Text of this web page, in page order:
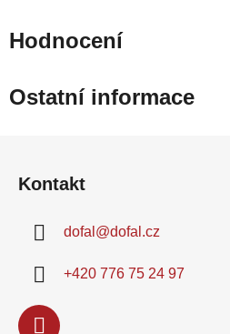
Hodnocení
Ostatní informace
Kontakt
dofal @dofal.cz
+420 776 75 24 97